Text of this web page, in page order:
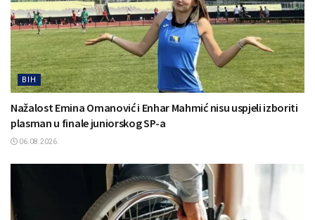
BIH
Nažalost Emina Omanović i Enhar Mahmić nisu uspjeli izboriti
plasman u finale juniorskog SP-a
06.08.2026.